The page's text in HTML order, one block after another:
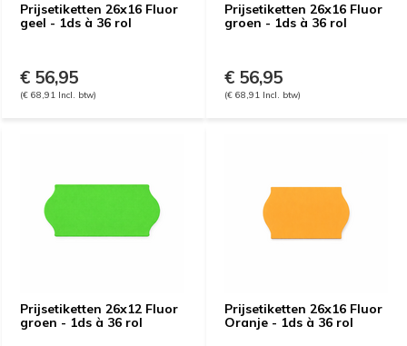
Prijsetiketten 26x16 Fluor
geel - 1ds à 36 rol
€ 56,95
(€ 68,91 Incl. btw)
Prijsetiketten 26x16 Fluor
groen - 1ds à 36 rol
€ 56,95
(€ 68,91 Incl. btw)
Prijsetiketten 26x12 Fluor
groen - 1ds à 36 rol
Prijsetiketten 26x16 Fluor
Oranje - 1ds à 36 rol